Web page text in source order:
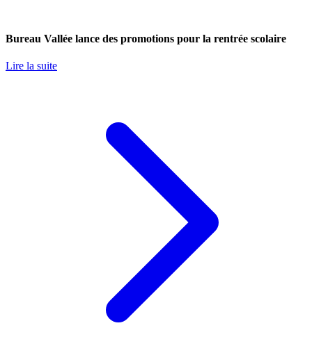
Bureau Vallée lance des promotions pour la rentrée scolaire
Lire la suite